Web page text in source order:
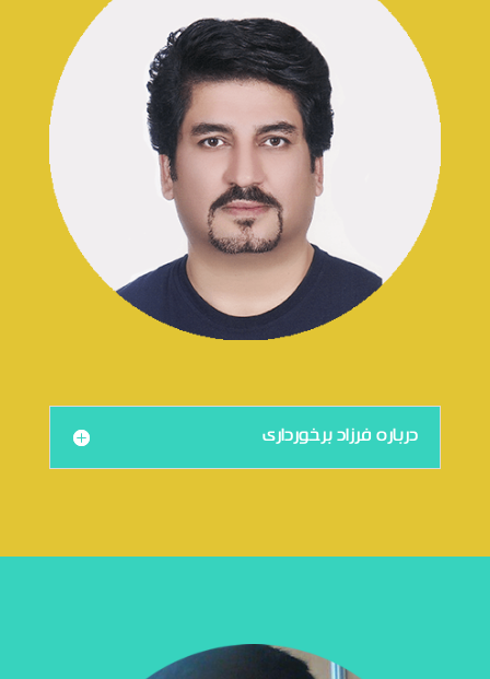
درباره فرزاد برخورداری